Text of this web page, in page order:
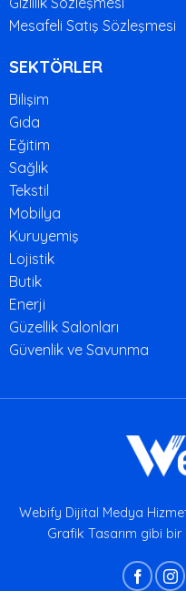
Mesafeli Satış Sözleşmesi
SEKTÖRLER
Bilişim
Gıda
Eğitim
Sağlık
Tekstil
Mobilya
Kuruyemiş
Lojistik
Butik
Enerji
Güzellik Salonları
Güvenlik ve Savunma
Webify Dijital Medya
Grafik Tasarım gibi